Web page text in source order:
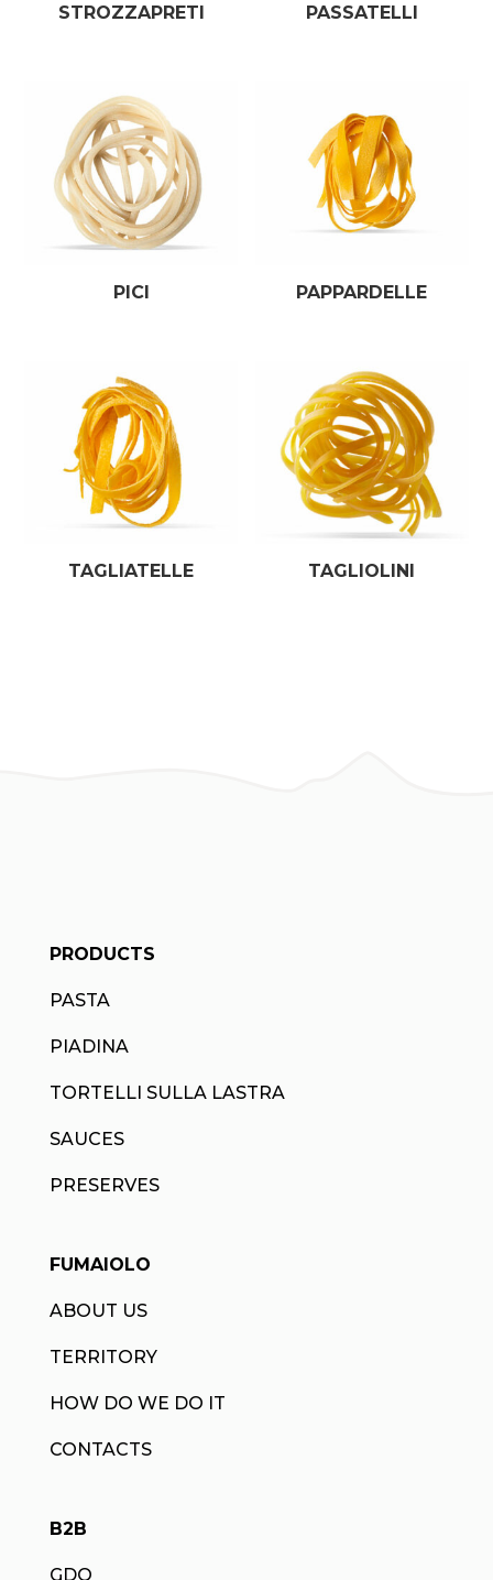
STROZZAPRETI PASSATELLI
PICI PAPPARDELLE
TAGLIATELLE TAGLIOLINI
PRODUCTS
PASTA
PIADINA
TORTELLI SULLA LASTRA
SAUCES
PRESERVES
FUMAIOLO
ABOUT US
TERRITORY
HOW DO WE DO IT
CONTACTS
B2B
GDO